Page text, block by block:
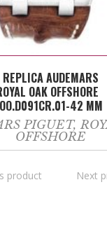
ADD TO CART
REPLICA AUDEMARS
OAK OFFSHORE
42 MM
PIGUET,
OFFSHORE
product Next